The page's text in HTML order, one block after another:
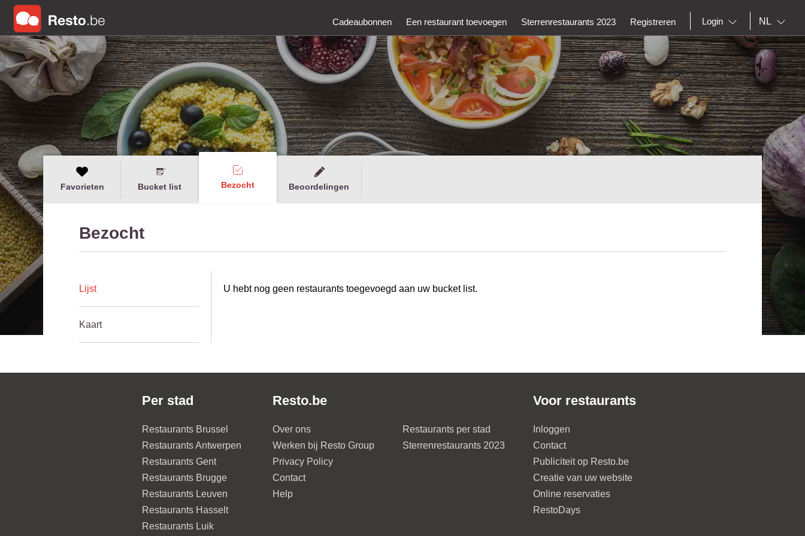
Cadeaubonnen Een restaurant toevoegen Sterrenrestaurants 2023 Registreren Login NL
Favorieten Bucket list Bezocht Beoordelingen
Bezocht
Lijst
Kaart
U hebt nog geen restaurants toegevoegd aan uw bucket list.
Per stad
Restaurants Brussel
Restaurants Antwerpen
Restaurants Gent
Restaurants Brugge
Restaurants Leuven
Restaurants Hasselt
Restaurants Luik
Resto.be
Over ons
Werken bij Resto Group
Privacy Policy
Contact
Help
Restaurants per stad
Sterrenrestaurants 2023
Voor restaurants
Inloggen
Contact
Publiciteit op Resto.be
Creatie van uw website
Online reservaties
RestoDays